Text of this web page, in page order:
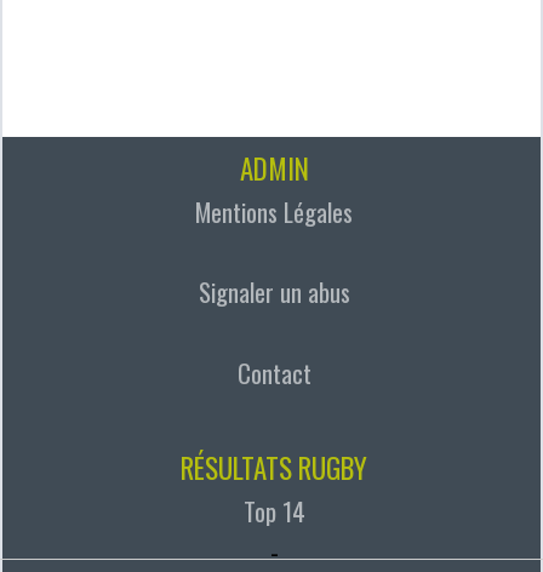
ADMIN
Mentions Légales
Signaler un abus
Contact
RÉSULTATS RUGBY
Top 14
-